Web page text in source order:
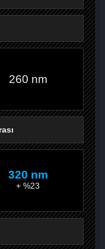
260 nm
320 nm
+ %23